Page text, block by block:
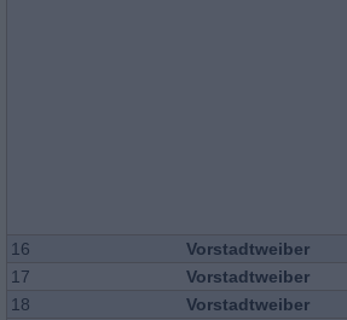
16
Vorstadtweiber
17
Vorstadtweiber
18
Vorstadtweiber